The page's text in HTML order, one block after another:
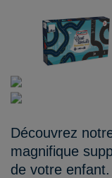
Découvrez
magnifique
de votre